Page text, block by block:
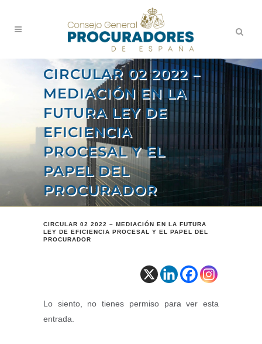
CIRCULAR 02 2022 –
MEDIACIÓN EN LA
FUTURA LEY DE
EFICIENCIA
PROCESAL Y EL
PAPEL DEL
PROCURADOR
CIRCULAR 02 2022 – MEDIACIÓN EN LA FUTURA
LEY DE EFICIENCIA PROCESAL Y EL PAPEL DEL
PROCURADOR
Lo siento, no tienes permiso para ver esta
entrada.